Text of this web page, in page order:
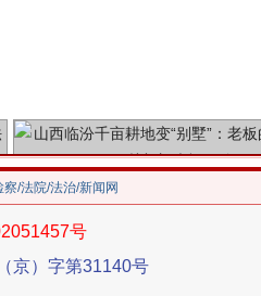
/法院/法治/新闻网
号
京）字第31140号